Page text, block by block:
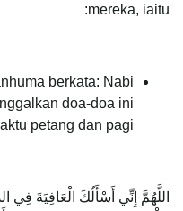
mereka, iaitu:
berkata: Nabi
doa-doa ini
petang dan pagi:
اللَّهُمَّ إِنِّي أَسْأَلُكَ الْعَافِيَةَ فِي